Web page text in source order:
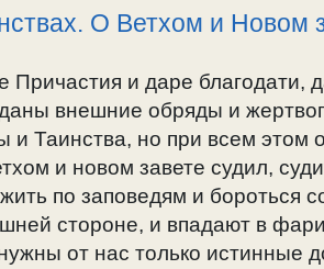
О Ветхом и Новом
Причастия и даре благодати,
внешние обряды и
и Таинства, но при всем этом
и новом завете судил,
по заповедям и бороться
стороне, и впадают в
от нас только истинные